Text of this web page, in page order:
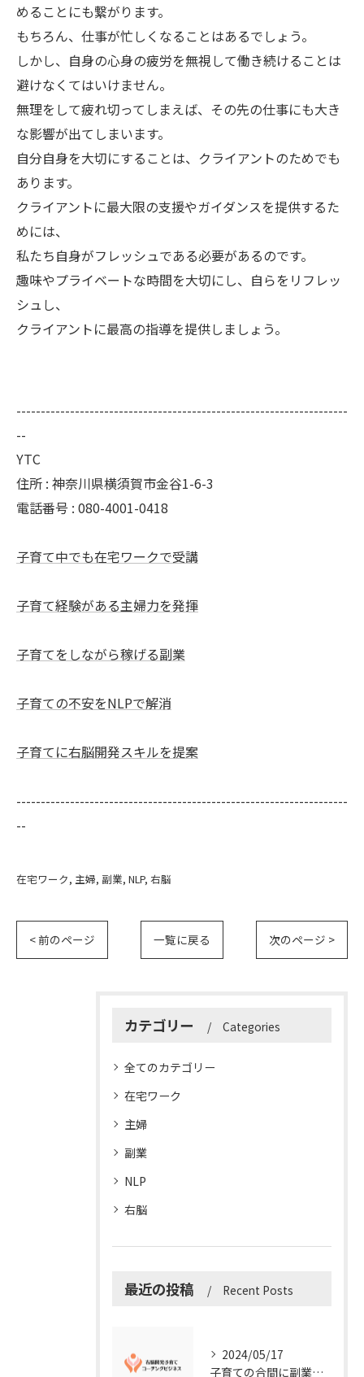
めることにも繋がります。
もちろん、仕事が忙しくなることはあるでしょう。
しかし、自身の心身の疲労を無視して働き続けることは
避けなくてはいけません。
無理をして疲れ切ってしまえば、その先の仕事にも大き
な影響が出てしまいます。
自分自身を大切にすることは、クライアントのためでも
あります。
クライアントに最大限の支援やガイダンスを提供するた
めには、
私たち自身がフレッシュである必要があるのです。
趣味やプライベートな時間を大切にし、自らをリフレッ
シュし、
クライアントに最高の指導を提供しましょう。
--------------------------------------------------------------------
--
YTC
住所 : 神奈川県横須賀市金谷1-6-3
電話番号 : 080-4001-0418
子育て中でも在宅ワークで受講
子育て経験がある主婦力を発揮
子育てをしながら稼げる副業
子育ての不安をNLPで解消
子育てに右脳開発スキルを提案
--------------------------------------------------------------------
--
在宅ワーク 主婦 副業 NLP 右脳
< 前のページ 一覧に戻る 次のページ >
カテゴリー Categories
全てのカテゴリー
在宅ワーク
主婦
副業
NLP
右脳
最近の投稿 Recent Posts
2024/05/17
子育ての合間に副業コーチングで収入アップ！右脳開発子育てコーチングビジネスの可能性とは？